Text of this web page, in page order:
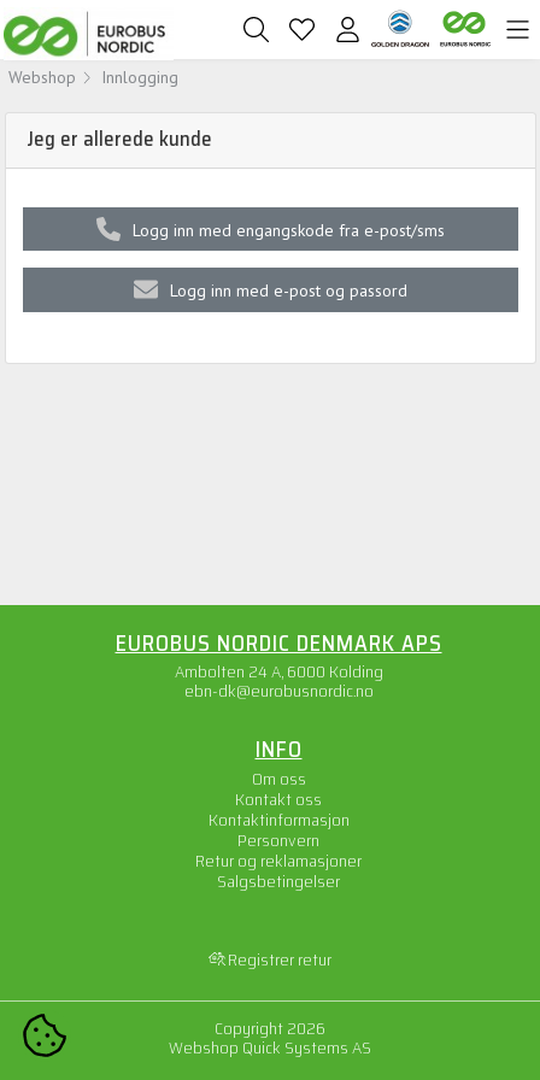
Webshop Innlogging
Jeg er allerede kunde
Logg inn med engangskode fra e-post/sms
Logg inn med e-post og passord
INFO
Om oss
Kontakt oss
Kontaktinformasjon
Personvern
Retur og reklamasjoner
Salgsbetingelser
EUROBUS NORDIC DENMARK APS
Ambolten 24 A, 6000 Kolding
ebn-dk@eurobusnordic.no
Registrer retur
Copyright 2026
Webshop Quick Systems AS
COOKIE-INNSTILLINGER